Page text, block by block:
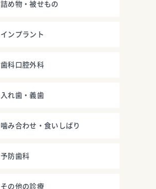
詰め物・被せもの
インプラント
歯科口腔外科
入れ歯・義歯
噛み合わせ・食いしばり
予防歯科
その他の診療